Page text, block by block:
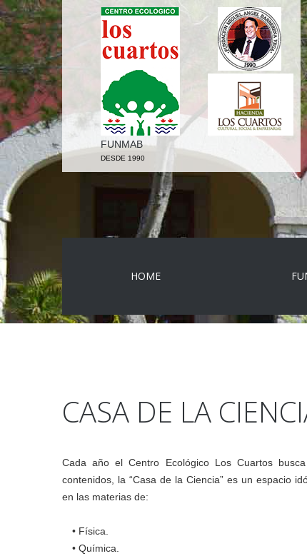
FUNMAB
DESDE 1990
HOME
CASA DE LA
Cada año el Centro Ecológico Los Cuartos
contenidos, la “Casa de la Ciencia” es un espacio
en las materias de:
• Física.
• Química.